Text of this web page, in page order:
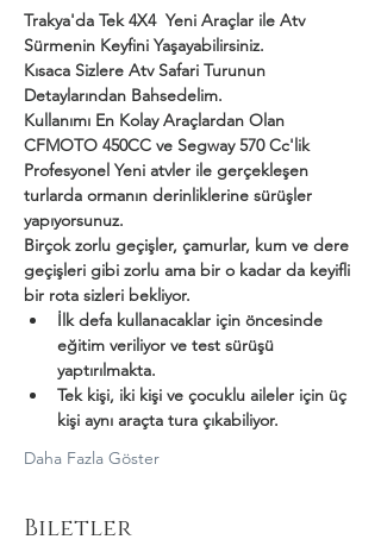
Trakya'da Tek 4X4  Yeni Araçlar ile Atv
Sürmenin Keyfini Yaşayabilirsiniz.
Kısaca Sizlere Atv Safari Turunun
Detaylarından Bahsedelim.
Kullanımı En Kolay Araçlardan Olan
CFMOTO 450CC ve Segway 570 Cc'lik
Profesyonel Yeni atvler ile gerçekleşen
turlarda ormanın derinliklerine sürüşler
yapıyorsunuz.
Birçok zorlu geçişler, çamurlar, kum ve dere
geçişleri gibi zorlu ama bir o kadar da keyifli
bir rota sizleri bekliyor.
İlk defa kullanacaklar için öncesinde
eğitim veriliyor ve test sürüşü
yaptırılmakta.
Tek kişi, iki kişi ve çocuklu aileler için üç
kişi aynı araçta tura çıkabiliyor.
Daha Fazla Göster
Biletler